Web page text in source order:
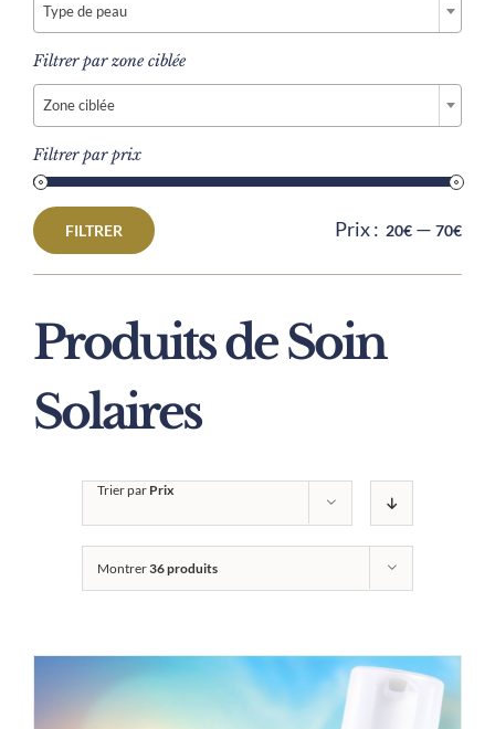
Produits de Soin
Solaires
Trier par Prix
Montrer36 produits
Type de peau
Filtrer par zone ciblée
Zone ciblée
Filtrer par prix
Prix
min
Prix
max
FILTRER Prix : 20€ — 70€